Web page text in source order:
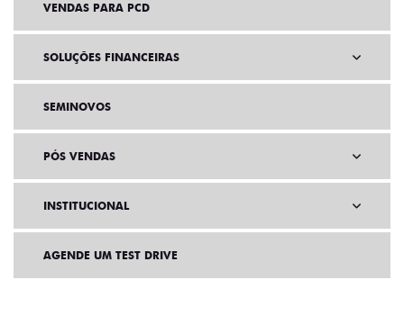
VENDAS PARA PCD
SOLUÇÕES FINANCEIRAS
SEMINOVOS
PÓS VENDAS
INSTITUCIONAL
AGENDE UM TEST DRIVE